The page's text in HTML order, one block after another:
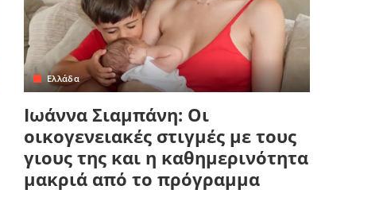
Ελλάδα
Ιωάννα Σιαμπάνη: Οι
οικογενειακές στιγμές με τους
γιους της και η καθημερινότητα
μακριά από το πρόγραμμα